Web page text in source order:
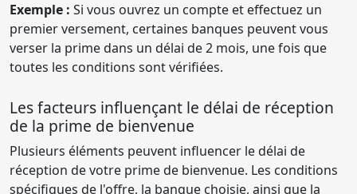
Exemple : Si vous ouvrez un compte et effectuez un
premier versement, certaines banques peuvent vous
verser la prime dans un délai de 2 mois, une fois que
toutes les conditions sont vérifiées.
Les facteurs influençant le délai de réception
de la prime de bienvenue
Plusieurs éléments peuvent influencer le délai de
réception de votre prime de bienvenue. Les conditions
spécifiques de l'offre, la banque choisie, ainsi que la